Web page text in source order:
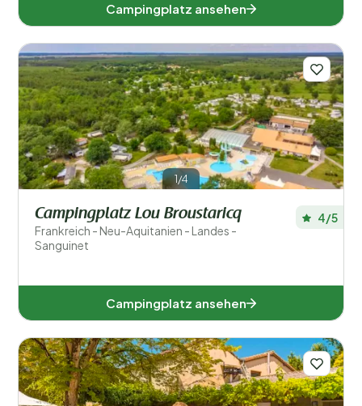
Campingplatz ansehen
1/4
Campingplatz Lou Broustaricq
Frankreich - Neu-Aquitanien - Landes -
Sanguinet
4/5
Campingplatz ansehen